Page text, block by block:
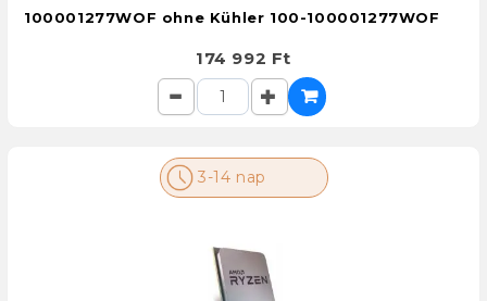
100001277WOF ohne Kühler 100-100001277WOF
174 992 Ft
3-14 nap